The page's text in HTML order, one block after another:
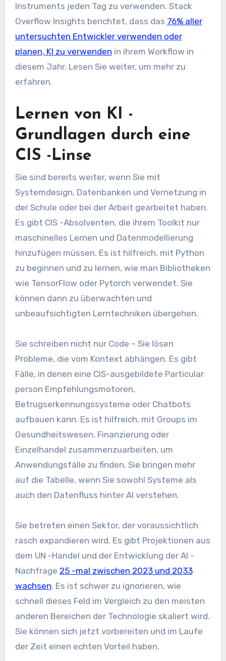
Instruments jeden Tag zu verwenden. Stack
Overflow Insights berichtet, dass das 76% aller
untersuchten Entwickler verwenden oder
planen, KI zu verwenden in ihrem Workflow in
diesem Jahr. Lesen Sie weiter, um mehr zu
erfahren.
Lernen von KI -
Grundlagen durch eine
CIS -Linse
Sie sind bereits weiter, wenn Sie mit
Systemdesign, Datenbanken und Vernetzung in
der Schule oder bei der Arbeit gearbeitet haben.
Es gibt CIS -Absolventen, die ihrem Toolkit nur
maschinelles Lernen und Datenmodellierung
hinzufügen müssen. Es ist hilfreich, mit Python
zu beginnen und zu lernen, wie man Bibliotheken
wie TensorFlow oder Pytorch verwendet. Sie
können dann zu überwachten und
unbeaufsichtigten Lerntechniken übergehen.
Sie schreiben nicht nur Code – Sie lösen
Probleme, die vom Kontext abhängen. Es gibt
Fälle, in denen eine CIS-ausgebildete Particular
person Empfehlungsmotoren,
Betrugserkennungssysteme oder Chatbots
aufbauen kann. Es ist hilfreich, mit Groups im
Gesundheitswesen, Finanzierung oder
Einzelhandel zusammenzuarbeiten, um
Anwendungsfälle zu finden. Sie bringen mehr
auf die Tabelle, wenn Sie sowohl Systeme als
auch den Datenfluss hinter AI verstehen.
Sie betreten einen Sektor, der voraussichtlich
rasch expandieren wird. Es gibt Projektionen aus
dem UN -Handel und der Entwicklung der AI -
Nachfrage 25 -mal zwischen 2023 und 2033
wachsen. Es ist schwer zu ignorieren, wie
schnell dieses Feld im Vergleich zu den meisten
anderen Bereichen der Technologie skaliert wird.
Sie können sich jetzt vorbereiten und im Laufe
der Zeit einen echten Vorteil haben.